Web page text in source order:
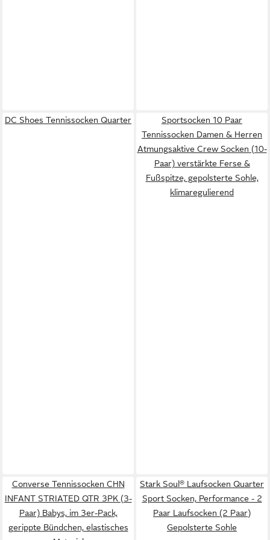
DC Shoes Tennissocken Quarter
Sportsocken 10 Paar
Tennissocken Damen & Herren
Atmungsaktive Crew Socken (10-
Paar) verstärkte Ferse &
Fußspitze, gepolsterte Sohle,
klimaregulierend
Converse Tennissocken CHN
INFANT STRIATED QTR 3PK (3-
Paar) Babys, im 3er-Pack,
gerippte Bündchen, elastisches
Stark Soul® Laufsocken Quarter
Sport Socken, Performance - 2
Paar Laufsocken (2 Paar)
Gepolsterte Sohle